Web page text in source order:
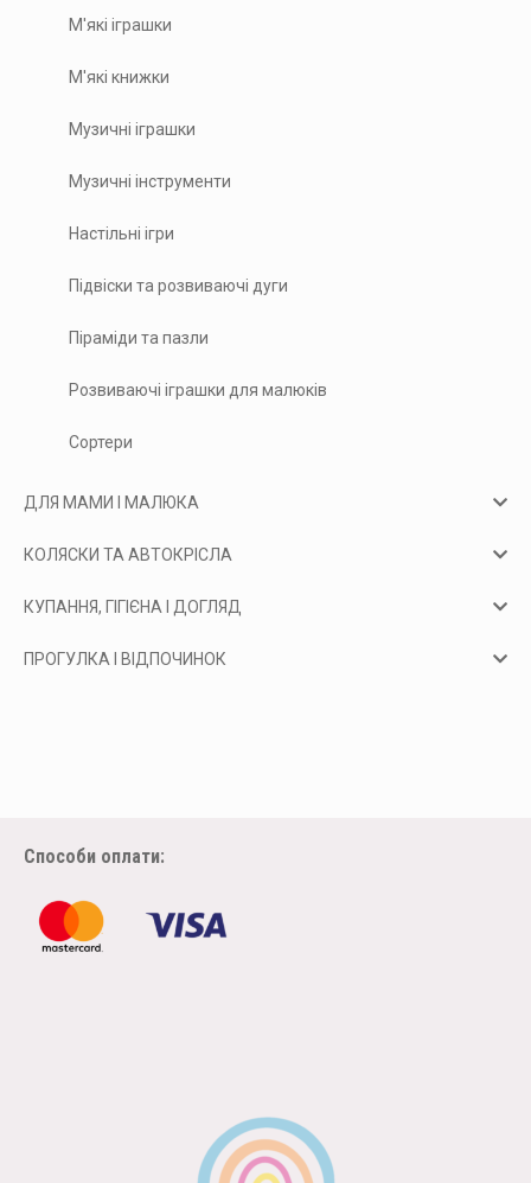
М'які іграшки
М'які книжки
Музичні іграшки
Музичні інструменти
Настільні ігри
Підвіски та розвиваючі дуги
Піраміди та пазли
Розвиваючі іграшки для малюків
Сортери
ДЛЯ МАМИ І МАЛЮКА
КОЛЯСКИ ТА АВТОКРІСЛА
КУПАННЯ, ГІГІЄНА І ДОГЛЯД
ПРОГУЛКА І ВІДПОЧИНОК
Способи оплати: